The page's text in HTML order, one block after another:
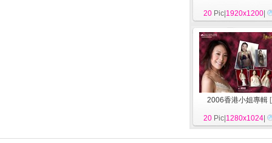
20 Pic| 1920x1200
2006香港小姐專輯 [
20 Pic| 1280x1024